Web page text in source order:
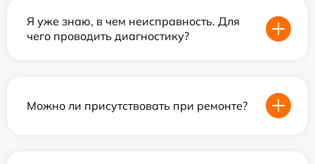
Я уже знаю, в чем неисправность. Для
чего проводить диагностику?
Можно ли присутствовать при ремонте?